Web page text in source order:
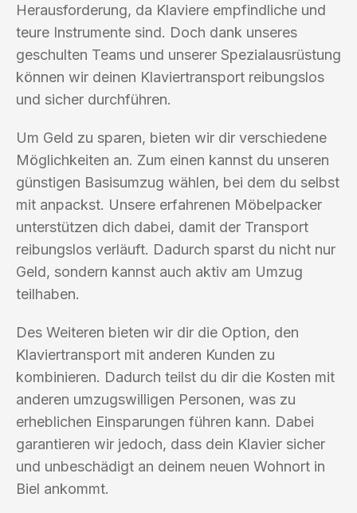
Herausforderung, da Klaviere empfindliche und
teure Instrumente sind. Doch dank unseres
geschulten Teams und unserer Spezialausrüstung
können wir deinen Klaviertransport reibungslos
und sicher durchführen.
Um Geld zu sparen, bieten wir dir verschiedene
Möglichkeiten an. Zum einen kannst du unseren
günstigen Basisumzug wählen, bei dem du selbst
mit anpackst. Unsere erfahrenen Möbelpacker
unterstützen dich dabei, damit der Transport
reibungslos verläuft. Dadurch sparst du nicht nur
Geld, sondern kannst auch aktiv am Umzug
teilhaben.
Des Weiteren bieten wir dir die Option, den
Klaviertransport mit anderen Kunden zu
kombinieren. Dadurch teilst du dir die Kosten mit
anderen umzugswilligen Personen, was zu
erheblichen Einsparungen führen kann. Dabei
garantieren wir jedoch, dass dein Klavier sicher
und unbeschädigt an deinem neuen Wohnort in
Biel ankommt.